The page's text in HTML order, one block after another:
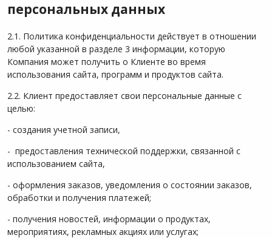
персональных данных
2.1. Политика конфиденциальности действует в отношении
любой указанной в разделе 3 информации, которую
Компания может получить о Клиенте во время
использования сайта, программ и продуктов сайта.
2.2. Клиент предоставляет свои персональные данные с
целью:
- создания учетной записи,
- предоставления технической поддержки, связанной с
использованием сайта,
- оформления заказов, уведомления о состоянии заказов,
обработки и получения платежей;
- получения новостей, информации о продуктах,
мероприятиях, рекламных акциях или услугах;